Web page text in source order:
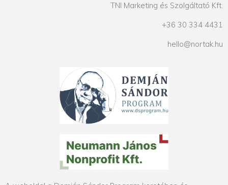
TNI Marketing és Szolgáltató Kft.
+36 30 334 4431
hello@nortak.hu